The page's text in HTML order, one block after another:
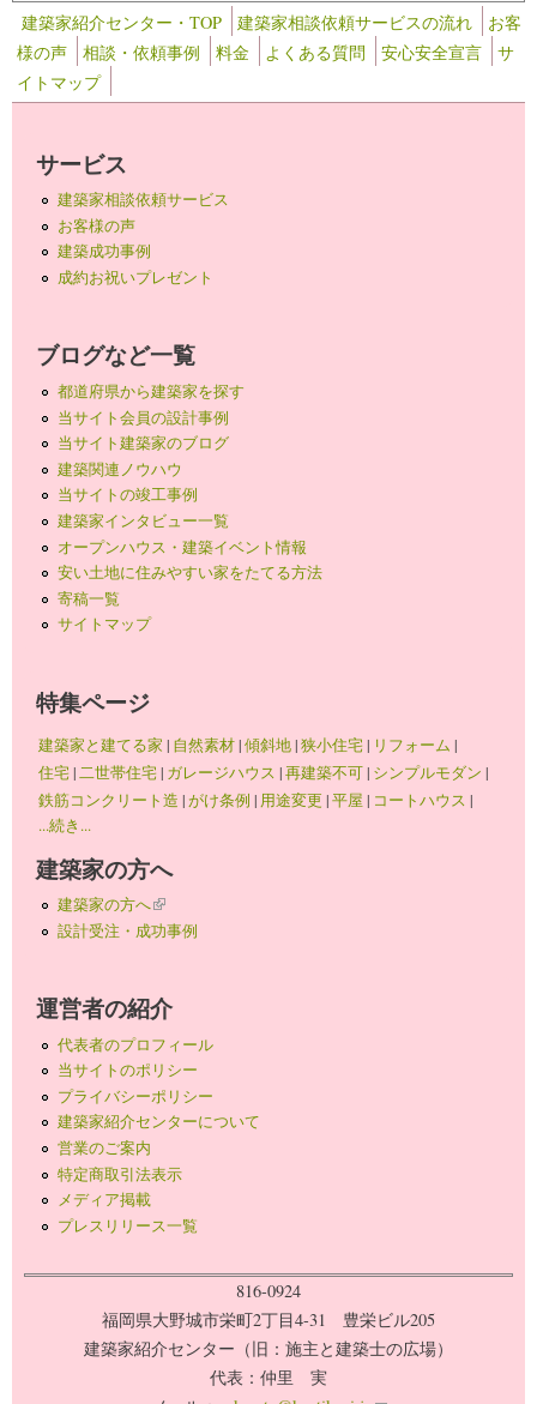
建築家紹介センター・TOP 建築家相談依頼サービスの流れ
お客
様の声
相談・依頼事例 料金 よくある質問 安心安全宣言
サ
イトマップ
サービス
建築家相談依頼サービス
お客様の声
建築成功事例
成約お祝いプレゼント
ブログなど一覧
都道府県から建築家を探す
当サイト会員の設計事例
当サイト建築家のブログ
建築関連ノウハウ
当サイトの竣工事例
建築家インタビュー一覧
オープンハウス・建築イベント情報
安い土地に住みやすい家をたてる方法
寄稿一覧
サイトマップ
特集ページ
建築家と建てる家 | 自然素材|傾斜地|狭小住宅| リフォーム |
住宅|二世帯住宅| ガレージハウス |再建築不可| シンプルモダン |
鉄筋コンクリート造 |がけ条例 | 用途変更 |平屋 | コートハウス |
...続き...
建築家の方へ
建築家の方へ(link is external)
設計受注・成功事例
運営者の紹介
代表者のプロフィール
当サイトのポリシー
プライバシーポリシー
建築家紹介センターについて
営業のご案内
特定商取引法表示
メディア掲載
プレスリリース一覧
816-0924
福岡県大野城市栄町2丁目4-31 豊栄ビル205
建築家紹介センター（旧：施主と建築士の広場）
代表：仲里 実